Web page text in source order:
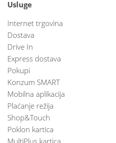
Usluge
Internet trgovina
Dostava
Drive In
Express dostava
Pokupi
Konzum SMART
Mobilna aplikacija
Plaćanje režija
Shop&Touch
Poklon kartica
MultiPlus kartica